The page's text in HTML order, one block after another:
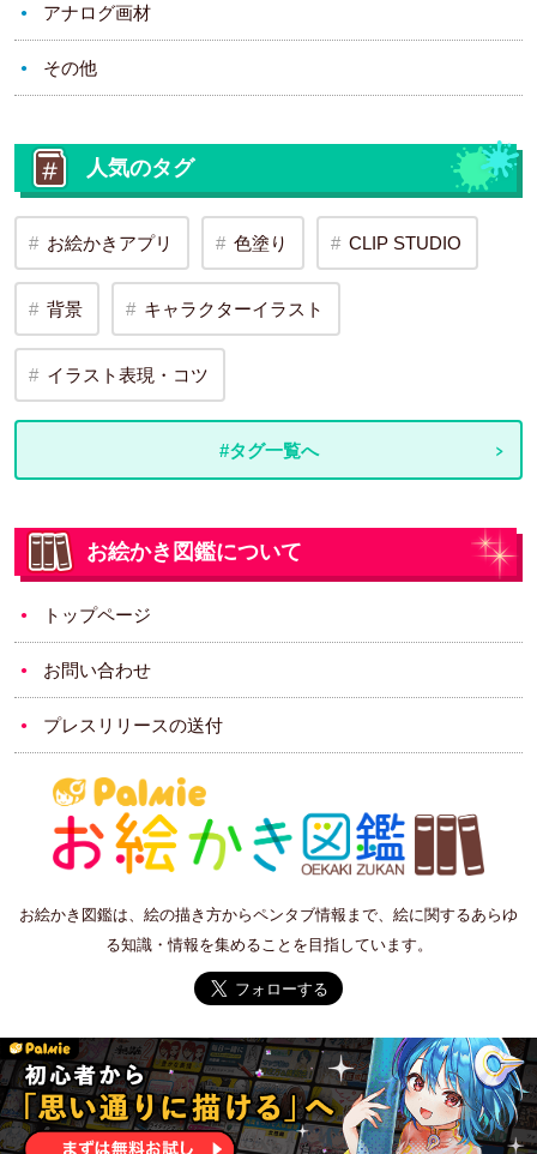
アナログ画材
その他
人気のタグ
お絵かきアプリ 色塗り CLIP STUDIO
背景 キャラクターイラスト
イラスト表現・コツ
#タグ一覧へ
お絵かき図鑑について
トップページ
お問い合わせ
プレスリリースの送付
お絵かき図鑑は、絵の描き方からペンタブ情報まで、絵に関するあらゆ
る知識・情報を集めることを目指しています。